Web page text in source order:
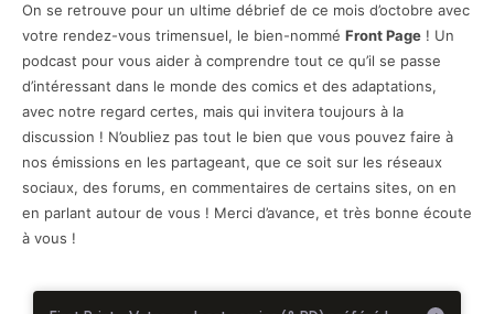
On se retrouve pour un ultime débrief de ce mois d’octobre avec
votre rendez-vous trimensuel, le bien-nommé Front Page ! Un
podcast pour vous aider à comprendre tout ce qu’il se passe
d’intéressant dans le monde des comics et des adaptations,
avec notre regard certes, mais qui invitera toujours à la
discussion ! N’oubliez pas tout le bien que vous pouvez faire à
nos émissions en les partageant, que ce soit sur les réseaux
sociaux, des forums, en commentaires de certains sites, on en
en parlant autour de vous ! Merci d’avance, et très bonne écoute
à vous !